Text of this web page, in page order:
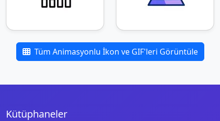
Tüm Animasyonlu İkon ve GIF'leri Görüntüle
Kütüphaneler